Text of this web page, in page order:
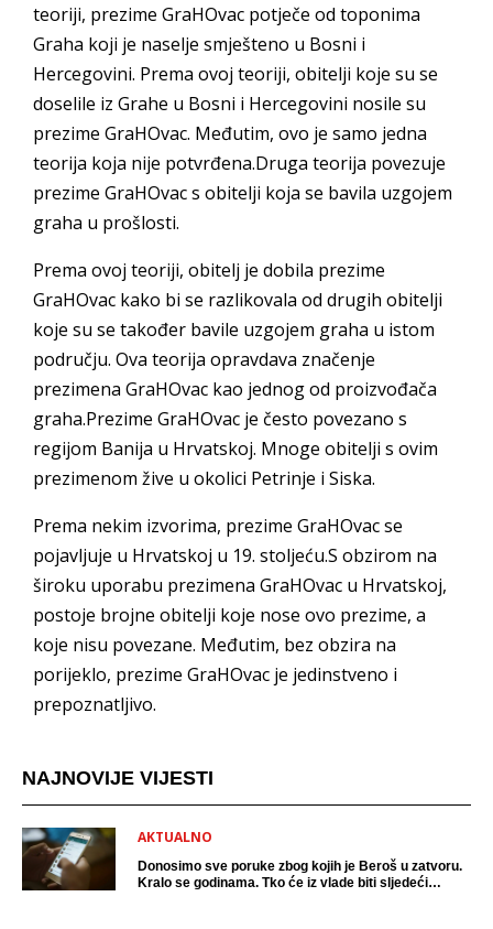
teoriji, prezime GraHOvac potječe od toponima
Graha koji je naselje smješteno u Bosni i
Hercegovini. Prema ovoj teoriji, obitelji koje su se
doselile iz Grahe u Bosni i Hercegovini nosile su
prezime GraHOvac. Međutim, ovo je samo jedna
teorija koja nije potvrđena.Druga teorija povezuje
prezime GraHOvac s obitelji koja se bavila uzgojem
graha u prošlosti.
Prema ovoj teoriji, obitelj je dobila prezime
GraHOvac kako bi se razlikovala od drugih obitelji
koje su se također bavile uzgojem graha u istom
području. Ova teorija opravdava značenje
prezimena GraHOvac kao jednog od proizvođača
graha.Prezime GraHOvac je često povezano s
regijom Banija u Hrvatskoj. Mnoge obitelji s ovim
prezimenom žive u okolici Petrinje i Siska.
Prema nekim izvorima, prezime GraHOvac se
pojavljuje u Hrvatskoj u 19. stoljeću.S obzirom na
široku uporabu prezimena GraHOvac u Hrvatskoj,
postoje brojne obitelji koje nose ovo prezime, a
koje nisu povezane. Međutim, bez obzira na
porijeklo, prezime GraHOvac je jedinstveno i
prepoznatljivo.
NAJNOVIJE VIJESTI
AKTUALNO
Donosimo sve poruke zbog kojih je Beroš u zatvoru.
Kralo se godinama. Tko će iz vlade biti sljedeći